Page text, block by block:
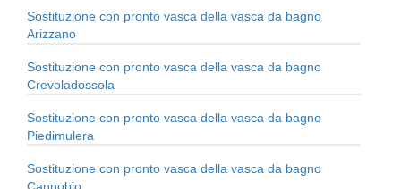
Sostituzione con pronto vasca della vasca da bagno
Arizzano
Sostituzione con pronto vasca della vasca da bagno
Crevoladossola
Sostituzione con pronto vasca della vasca da bagno
Piedimulera
Sostituzione con pronto vasca della vasca da bagno